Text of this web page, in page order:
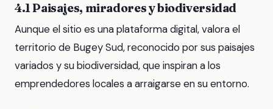
4.1 Paisajes, miradores y biodiversidad
Aunque el sitio es una plataforma digital, valora el
territorio de Bugey Sud, reconocido por sus paisajes
variados y su biodiversidad, que inspiran a los
emprendedores locales a arraigarse en su entorno.